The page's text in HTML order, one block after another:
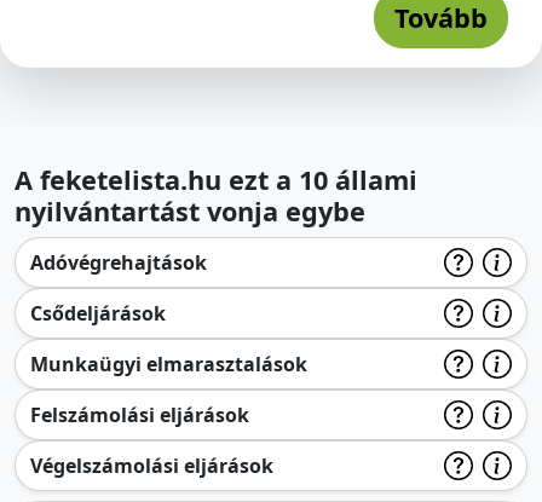
Tovább
A feketelista.hu ezt a 10 állami
nyilvántartást vonja egybe
Adóvégrehajtások
Csődeljárások
Munkaügyi elmarasztalások
Felszámolási eljárások
Végelszámolási eljárások